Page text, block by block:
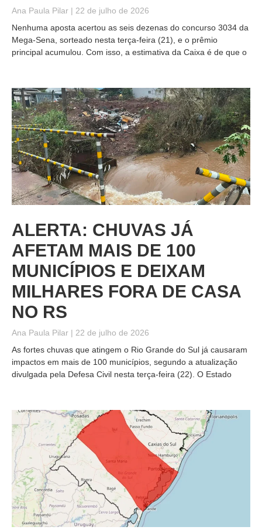
Ana Paula Pilar
22 de julho de 2026
Nenhuma aposta acertou as seis dezenas do concurso 3034 da
Mega-Sena, sorteado nesta terça-feira (21), e o prêmio
principal acumulou. Com isso, a estimativa da Caixa é de que o
ALERTA: CHUVAS JÁ
AFETAM MAIS DE 100
MUNICÍPIOS E DEIXAM
MILHARES FORA DE CASA
NO RS
Ana Paula Pilar
22 de julho de 2026
As fortes chuvas que atingem o Rio Grande do Sul já causaram
impactos em mais de 100 municípios, segundo a atualização
divulgada pela Defesa Civil nesta terça-feira (22). O Estado